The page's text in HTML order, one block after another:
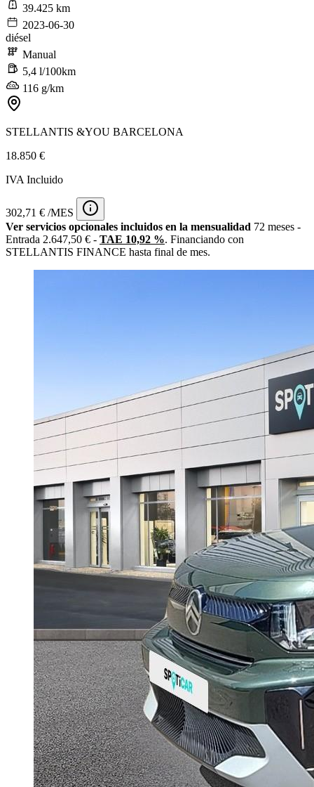
39.425 km
2023-06-30
diésel
Manual
5,4 l/100km
116 g/km
STELLANTIS &YOU BARCELONA
18.850 €
IVA Incluido
302,71 € /MES
Ver servicios opcionales incluidos en la mensualidad 72 meses -
Entrada 2.647,50 € - TAE 10,92 %. Financiando con
STELLANTIS FINANCE hasta final de mes.